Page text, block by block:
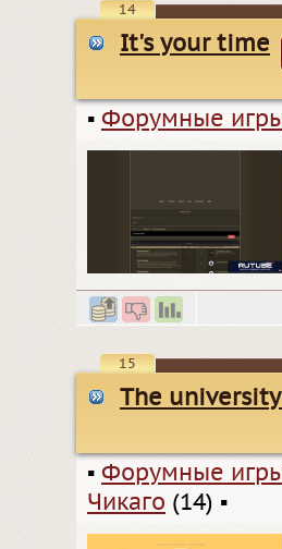
14
It's your time
▪ Форумные
15
The
▪ Форумные
Чикаго (14) ▪